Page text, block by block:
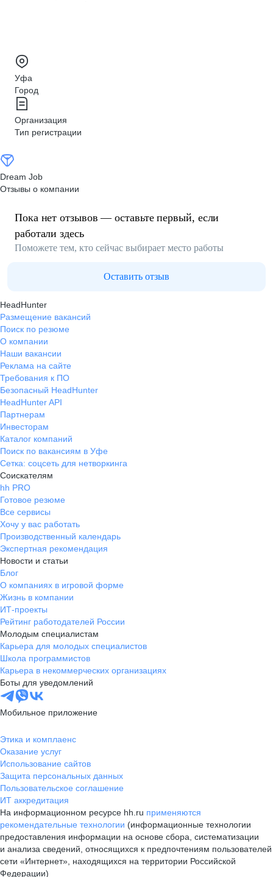
Уфа
Город
Организация
Тип регистрации
Dream Job
Отзывы о компании
Пока нет отзывов — оставьте первый, если
работали здесь
Поможете тем, кто сейчас выбирает место работы
Оставить отзыв
HeadHunter
Размещение вакансий
Поиск по резюме
О компании
Наши вакансии
Реклама на сайте
Требования к ПО
Безопасный HeadHunter
HeadHunter API
Партнерам
Инвесторам
Каталог компаний
Поиск по вакансиям в Уфе
Сетка: соцсеть для нетворкинга
Соискателям
hh PRO
Готовое резюме
Все сервисы
Хочу у вас работать
Производственный календарь
Экспертная рекомендация
Новости и статьи
Блог
О компаниях в игровой форме
Жизнь в компании
ИТ-проекты
Рейтинг работодателей России
Молодым специалистам
Карьера для молодых специалистов
Школа программистов
Карьера в некоммерческих организациях
Боты для уведомлений
Мобильное приложение
Этика и комплаенс
Оказание услуг
Использование сайтов
Защита персональных данных
Пользовательское соглашение
ИТ аккредитация
На информационном ресурсе hh.ru применяются
рекомендательные технологии (информационные технологии
предоставления информации на основе сбора, систематизации
и анализа сведений, относящихся к предпочтениям пользователей
сети «Интернет», находящихся на территории Российской
Федерации)